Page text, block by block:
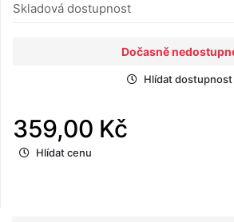
Skladová dostupnost
Dočasně
Hlídat dostupnost
359,00 Kč
Hlídat cenu